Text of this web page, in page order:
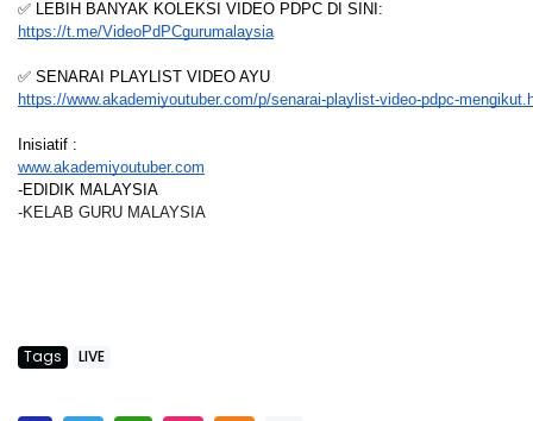
✅ LEBIH BANYAK KOLEKSI VIDEO PDPC DI SINI:
https://t.me/VideoPdPCgurumalaysia
✅ SENARAI PLAYLIST VIDEO AYU
https://www.akademiyoutuber.com/p/senarai-playlist-video-pdpc-
Inisiatif :
www.akademiyoutuber.com
-EDIDIK MALAYSIA
-KELAB GURU MALAYSIA
Tags LIVE